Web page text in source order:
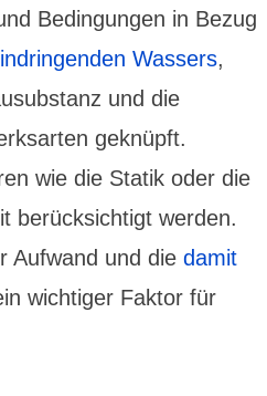
Bedin­gungen in Bezug
Wassers,
und die
geknüpft.
wie die Statik oder die
berück­sichtigt werden.
Aufwand und die damit
wichtiger Faktor für